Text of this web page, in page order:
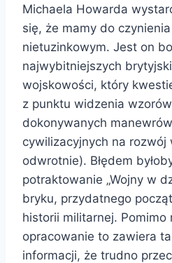
Michaela Howarda
się, że mamy do
nietuzinkowym. Jest on
najwybitniejszych
wojskowości, który
z punktu widzenia
dokonywanych
cywilizacyjnych na rozwój
odwrotnie). Błędem
potraktowanie „Wojny w
bryku, przydatnego
historii militarnej.
opracowanie to zawiera
informacji, że trudno